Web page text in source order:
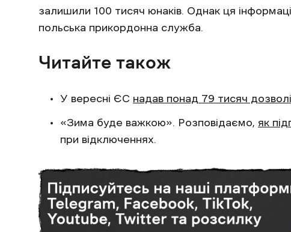
залишили 100 тисяч юнаків. Однак ця
польська прикордонна служба.
Читайте також
У вересні ЄС надав понад 79 тисяч
«Зима буде важкою». Розповідаємо, як
при відключеннях.